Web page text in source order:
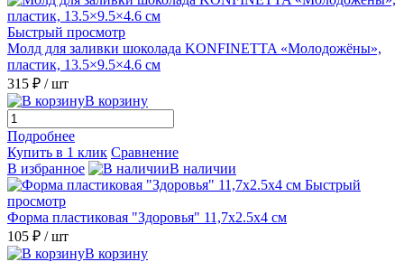
Быстрый просмотр
Молд для заливки шоколада KONFINETTA «Молодожёны»,
пластик, 13.5×9.5×4.6 см
315 ₽ / шт
В корзину
Подробнее
Купить в 1 клик Сравнение
В избранное
В наличии
Быстрый
просмотр
Форма пластиковая "Здоровья" 11,7х2.5х4 см
105 ₽ / шт
В корзину